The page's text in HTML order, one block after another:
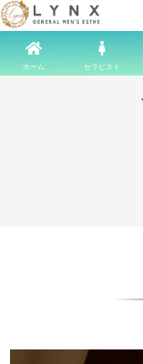
ホーム セラピスト